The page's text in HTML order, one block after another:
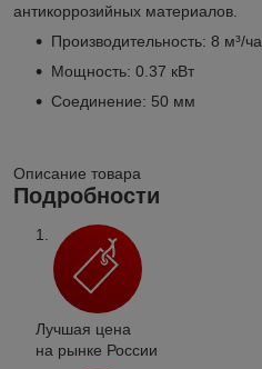
антикоррозийных материалов.
Производительность: 8 м³/
Мощность: 0.37 кВт
Соединение: 50 мм
Описание товара
Подробности
Лучшая цена
на рынке России